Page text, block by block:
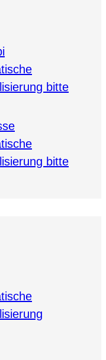
bitte
bitte